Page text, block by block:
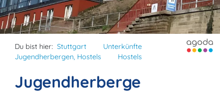
Du bist hier: Stuttgart
Unterkünfte
Jugendherbergen, Hostels
Hostels
Jugendherberge